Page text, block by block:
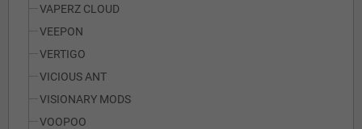
VAPERZ CLOUD
VEEPON
VERTIGO
VICIOUS ANT
VISIONARY MODS
VOOPOO